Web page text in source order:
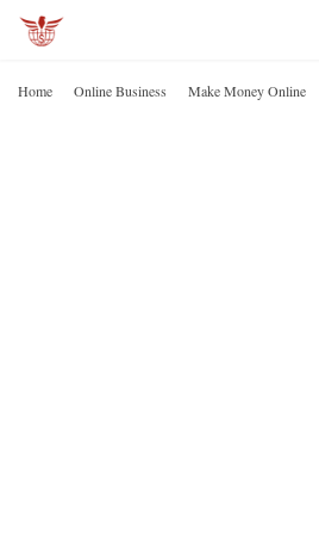
Home Online Business Make Money Online